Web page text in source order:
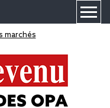
marchés